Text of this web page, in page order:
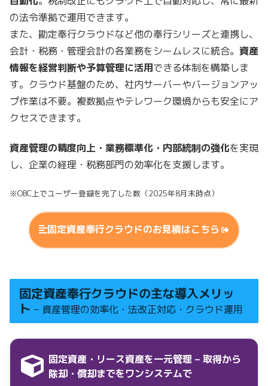
の法令準拠で運用できます。
また、勘定奉行クラウドなど他の奉行シリーズと連携し、
会計・税務・管理会計の各業務をシームレスに統合。 資産
情報を経営判断や予算管理に活用できる体制を構築しま
す。クラウド基盤のため、社内サーバーやバージョンアッ
プ作業は不要。複数拠点やテレワーク環境からも安全にア
クセスできます。
資産管理の精度向上・業務標準化・内部統制の強化を実現
し、企業の経理・税務部門の効率化を支援します。
※OBC上でユーザー登録を完了した数（2025年8月末時点）
固定資産奉行クラウドのお見積はこちら
固定資産奉行クラウドの主な導入メリッ
ト – 資産管理の効率化・法改正対応・クラウド運用
固定資産・リース資産を一元管理– 取得から
除却・償却までをワンシステムで